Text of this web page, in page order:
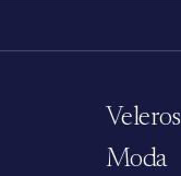
Veleros
Moda